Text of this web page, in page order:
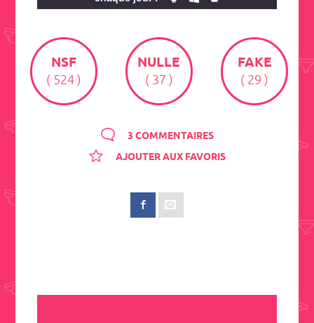
NSF
( 524 )
NULLE
( 37 )
FAKE
( 29 )
3 COMMENTAIRES
AJOUTER AUX FAVORIS